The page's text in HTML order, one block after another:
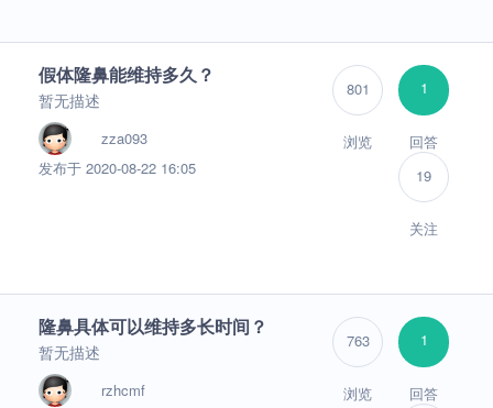
假体隆鼻能维持多久？
暂无描述
zza093
发布于 2020-08-22 16:05
801
浏览
1
回答
19
关注
隆鼻具体可以维持多长时间？
暂无描述
rzhcmf
763
浏览
1
回答